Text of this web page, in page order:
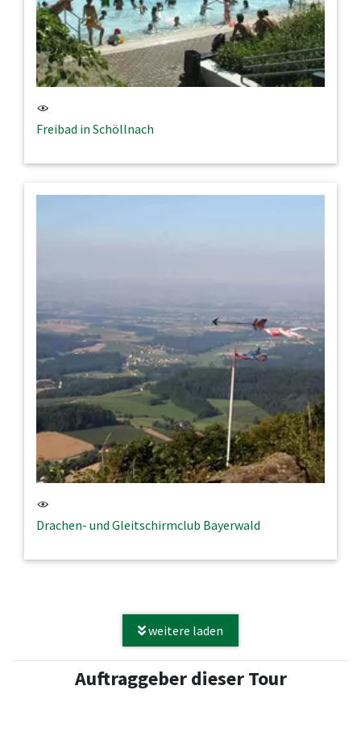
Freibad in Schöllnach
Drachen- und Gleitschirmclub Bayerwald
weitere laden
Auftraggeber dieser Tour